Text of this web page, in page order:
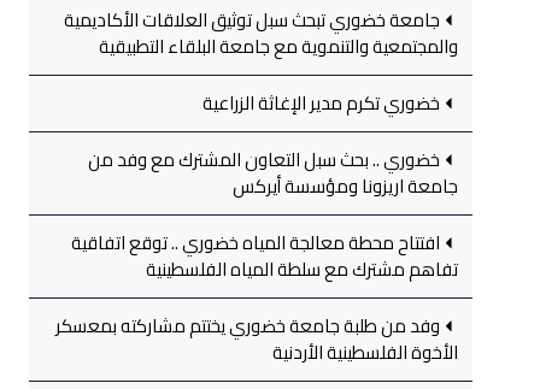
جامعة خضوري تبحث سبل توثيق العلاقات الأكاديمية
والمجتمعية والتنموية مع جامعة البلقاء التطبيقية
خضوري تكرم مدير الإغاثة الزراعية
خضوري .. بحث سبل التعاون المشترك مع وفد من
جامعة اريزونا ومؤسسة أيركس
افتتاح محطة معالجة المياه خضوري .. توقع اتفاقية
تفاهم مشترك مع سلطة المياه الفلسطينية
وفد من طلبة جامعة خضوري يختتم مشاركته بمعسكر
الأخوة الفلسطينية الأردنية